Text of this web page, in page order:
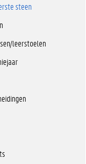
steen
leerstoelen